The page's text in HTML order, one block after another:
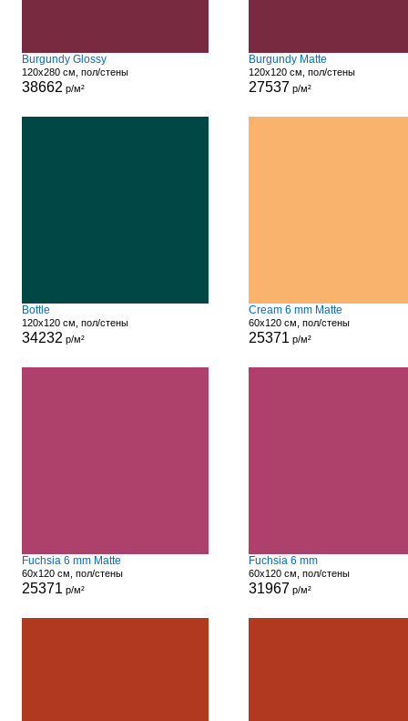
Burgundy Glossy
120x280 см, пол/стены
38662 р/м²
Burgundy Matte
120x120 см, пол/стены
27537 р/м²
Bottle
120x120 см, пол/стены
34232 р/м²
Cream 6 mm Matte
60x120 см, пол/стены
25371 р/м²
Fuchsia 6 mm Matte
60x120 см, пол/стены
25371 р/м²
Fuchsia 6 mm
60x120 см, пол/стены
31967 р/м²